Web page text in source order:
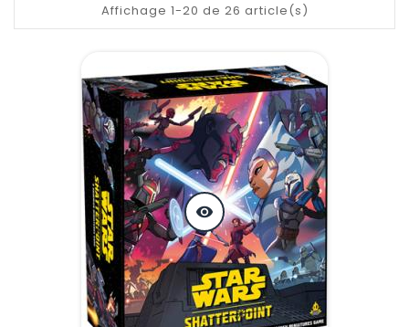
Affichage 1-20 de 26 article(s)
visibility